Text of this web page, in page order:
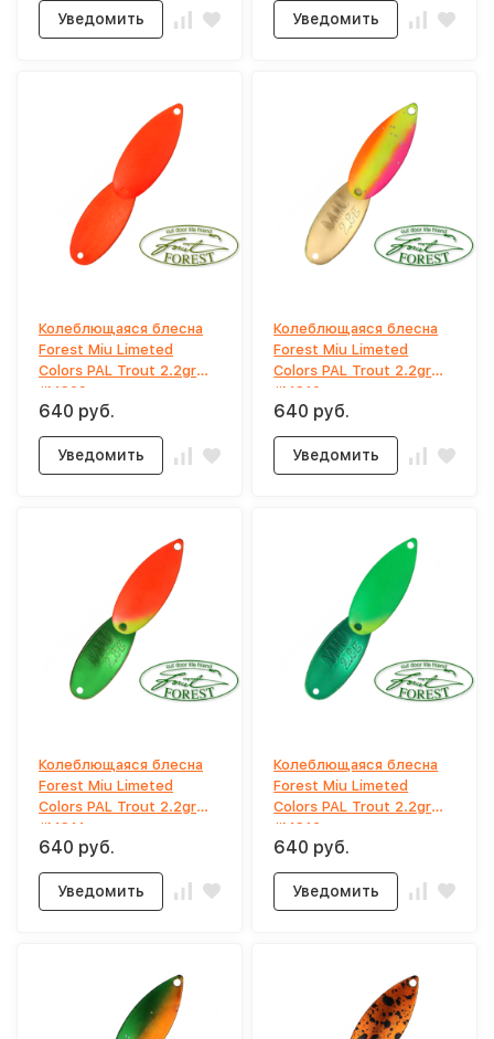
Уведомить Уведомить
Колеблющаяся блесна
Forest Miu Limeted
Colors PAL Trout 2.2gr
#MC09
640 руб.
Уведомить
Колеблющаяся блесна
Forest Miu Limeted
Colors PAL Trout 2.2gr
#MC10
640 руб.
Уведомить
Колеблющаяся блесна
Forest Miu Limeted
Colors PAL Trout 2.2gr
#MC11
640 руб.
Уведомить
Колеблющаяся блесна
Forest Miu Limeted
Colors PAL Trout 2.2gr
#MC12
640 руб.
Уведомить